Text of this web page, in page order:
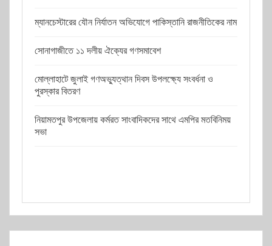
ম্যানচেস্টারের যৌন নির্যাতন অভিযোগে পাকিস্তানি রাজনীতিকের নাম
সোনাগাজীতে ১১ দলীয় ঐক্যের গণসমাবেশ
মোল্লাহাটে জুলাই গণঅভ্যুত্থান দিবস উপলক্ষ্যে সংবর্ধনা ও
পুরস্কার বিতরণ
নিয়ামতপুর উপজেলায় কর্মরত সাংবাদিকদের সাথে এমপির মতবিনিময়
সভা